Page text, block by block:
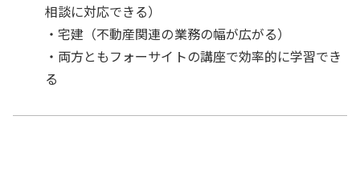
相談に対応できる）
・宅建（不動産関連の業務の幅が広がる）
・両方ともフォーサイトの講座で効率的に学習でき
る